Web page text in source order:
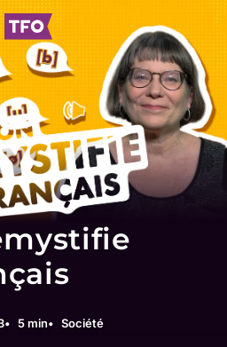
5 min Société